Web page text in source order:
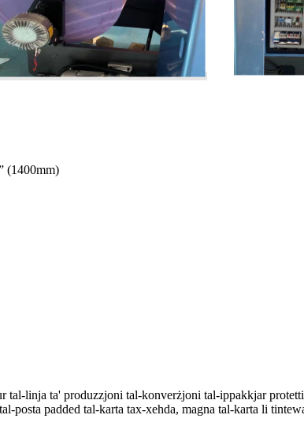
(1400mm)
tal-linja ta' produzzjoni tal-konverżjoni tal-ippakkjar
posta padded tal-karta tax-xehda, magna tal-karta li